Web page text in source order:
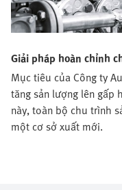
Giải pháp hoàn chỉnh
Mục tiêu của Công ty
tăng sản lượng lên
này, toàn bộ chu trình
một cơ sở xuất mới.